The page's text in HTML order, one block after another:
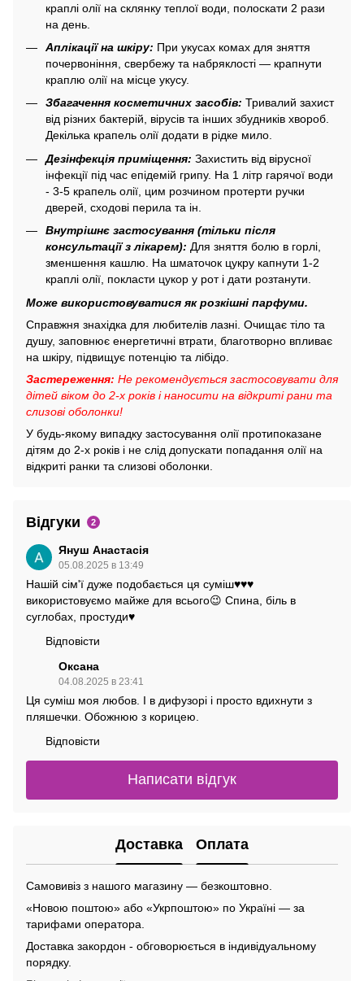
краплі олії на склянку теплої води, полоскати 2 рази
на день.
Аплікації на шкіру: При укусах комах для зняття
почервоніння, свербежу та набряклості — крапнути
краплю олії на місце укусу.
Збагачення косметичних засобів: Тривалий захист
від різних бактерій, вірусів та інших збудників хвороб.
Декілька крапель олії додати в рідке мило.
Дезінфекція приміщення: Захистить від вірусної
інфекції під час епідемій грипу. На 1 літр гарячої води
- 3-5 крапель олії, цим розчином протерти ручки
дверей, сходові перила та ін.
Внутрішнє застосування (тільки після
консультації з лікарем): Для зняття болю в горлі,
зменшення кашлю. На шматочок цукру капнути 1-2
краплі олії, покласти цукор у рот і дати розтанути.
Може використовуватися як розкішні парфуми.
Справжня знахідка для любителів лазні. Очищає тіло та
душу, заповнює енергетичні втрати, благотворно впливає
на шкіру, підвищує потенцію та лібідо.
Застереження: Не рекомендується застосовувати для
дітей віком до 2-х років і наносити на відкриті рани та
слизові оболонки!
У будь-якому випадку застосування олії протипоказане
дітям до 2-х років і не слід допускати попадання олії на
відкриті ранки та слизові оболонки.
Відгуки 2
Януш Анастасія
05.08.2025 в 13:49
Нашій сім'ї дуже подобається ця суміш♥️♥️♥️
використовуємо майже для всього😉 Спина, біль в
суглобах, простуди♥️
Відповісти
Оксана
04.08.2025 в 23:41
Ця суміш моя любов. І в дифузорі і просто вдихнути з
пляшечки. Обожнюю з корицею.
Відповісти
Написати відгук
Доставка Оплата
Самовивіз з нашого магазину — безкоштовно.
«Новою поштою» або «Укрпоштою» по Україні — за
тарифами оператора.
Доставка закордон - обговорюється в індивідуальному
порядку.